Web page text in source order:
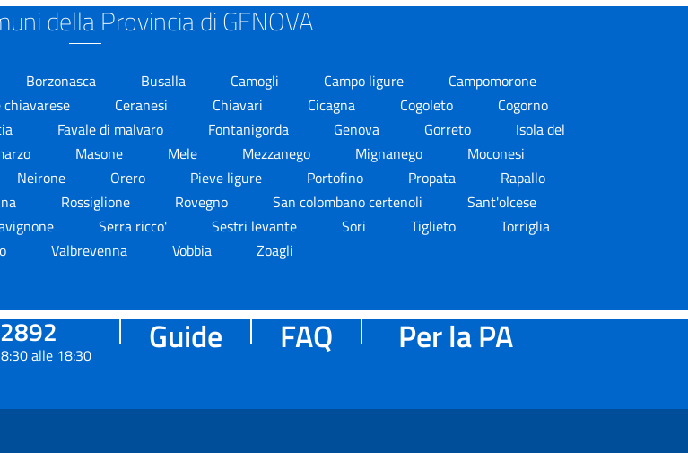
della Provincia di GENOVA
Borzonasca Busalla Camogli Campo ligure
Campomorone
Ceranesi Chiavari Cicagna Cogoleto
Cogorno
Favale di malvaro Fontanigorda Genova Gorreto
Isola del
Masone Mele Mezzanego Mignanego
Moconesi
Neirone Orero Pieve ligure Portofino Propata
Rapallo
Rossiglione Rovegno San colombano certenoli
Sant'olcese
Serra ricco' Sestri levante Sori Tiglieto
Torriglia
Valbrevenna Vobbia Zoagli
alle 18:30 Guide FAQ Per la PA